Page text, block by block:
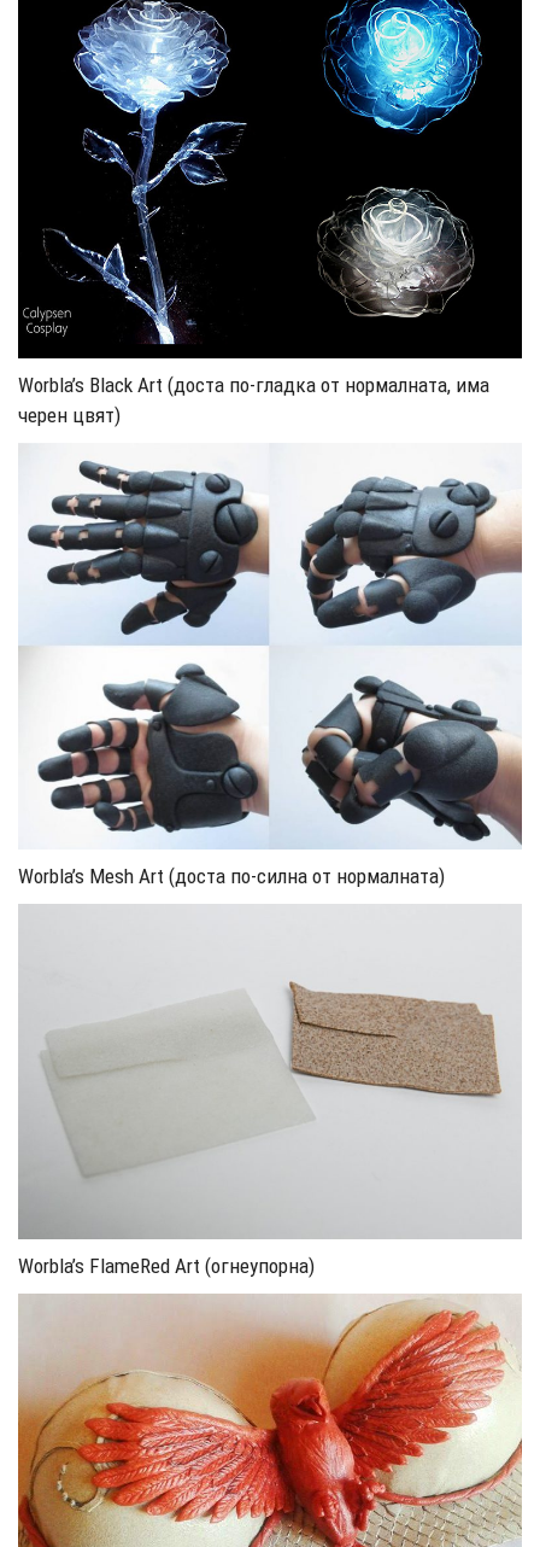
Worbla’s Black Art (доста по-гладка от нормалната, има
черен цвят)
Worbla’s Mesh Art (доста по-силна от нормалната)
Worbla’s FlameRed Art (огнеупорна)